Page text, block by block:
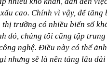
cao. Chính vì vậy, để tăng
trường có nhiều biến số
đó, chúng tôi cũng tập
nghệ. Điều này có thể
nhưng sẽ là nền tảng lâu